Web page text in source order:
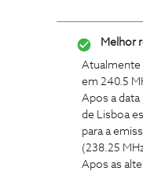
Melhor
Atualmente
em 240.5
Apos a data
de Lisboa
para a
(238.25
Apos as